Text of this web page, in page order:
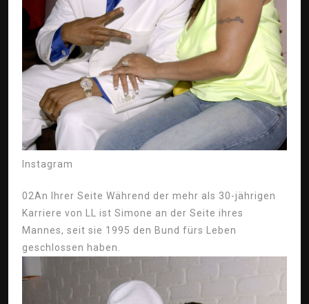
Instagram
02An Ihrer Seite Während der mehr als 30-jährigen
Karriere von LL ist Simone an der Seite ihres
Mannes, seit sie 1995 den Bund fürs Leben
geschlossen haben.